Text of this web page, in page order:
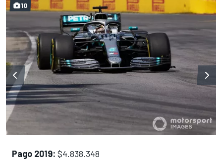
Pago 2019: $4.838.348
10